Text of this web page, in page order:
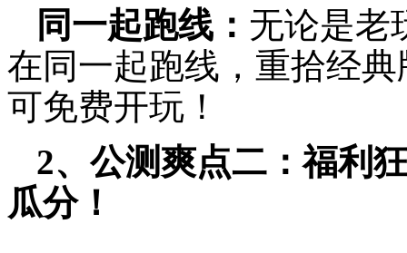
同一起跑线： 无论是老
在同一起跑线，重拾经
可免费开玩！
2、公测爽点二：福利
瓜分！